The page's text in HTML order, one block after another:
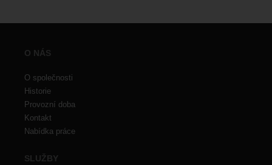
O NÁS
O společnosti
Historie
Provozní doba
Kontakt
Nabídka práce
SLUŽBY